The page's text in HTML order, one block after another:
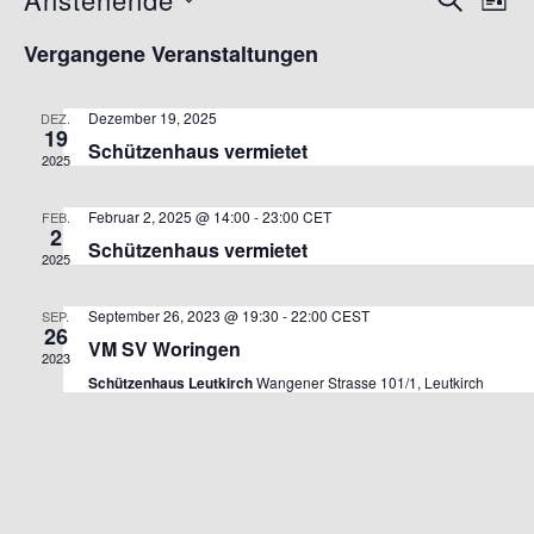
und
LISTE
wählen.
Vergangene Veranstaltungen
DEZ.
19
2025
Dezember 19, 2025
Schützenhaus vermietet
FEB.
2
2025
Februar 2, 2025 @ 14:00 -23:00 CET
Schützenhaus vermietet
SEP.
26
2023
September 26, 2023 @ 19:30 -22:00 CEST
VM SV Woringen
Schützenhaus LeutkirchWangener Strasse 101/1, Leutkirch